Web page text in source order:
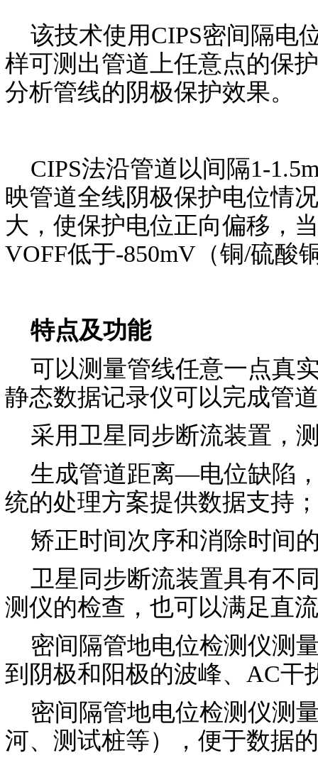
该技术使用CIPS密间隔电
样可测出管道上任意点的保
分析管线的阴极保护效果。
CIPS法沿管道以间隔1-
映管道全线阴极保护电位情
大，使保护电位正向偏移，
VOFF低于-850mV（铜/硫酸
特点及功能
可以测量管线任意一点真
静态数据记录仪可以完成管
采用卫星同步断流装置，
生成管道距离—电位缺陷，
统的处理方案提供数据支持；
矫正时间次序和消除时间
卫星同步断流装置具有不
测仪的检查，也可以满足直
密间隔管地电位检测仪测
到阴极和阳极的波峰、AC干
密间隔管地电位检测仪测
河、测试桩等），便于数据